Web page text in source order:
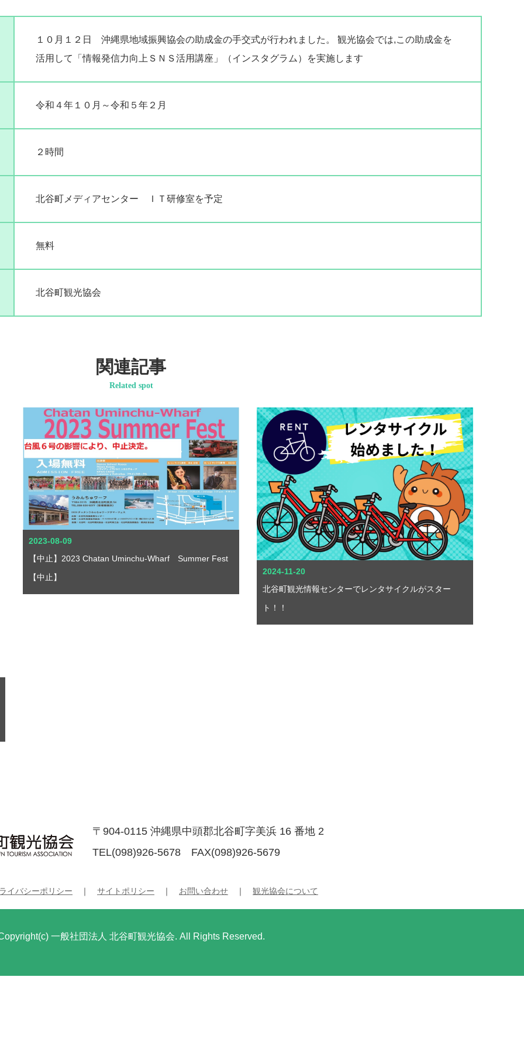
１０月１２日 沖縄県地域振興協会の助成金の手交式が行われました。 観光協会では,この助成金を
活用して「情報発信力向上ＳＮＳ活用講座」（インスタグラム）を実施します
令和４年１０月～令和５年２月
２時間
北谷町メディアセンター ＩＴ研修室を予定
無料
北谷町観光協会
関連記事
Related spot
2023-08-09
【中止】2023 Chatan Uminchu-Wharf Summer Fest
【中止】
2024-11-20
北谷町観光情報センターでレンタサイクルがスター
ト！！
〒904-0115 沖縄県中頭郡北谷町字美浜 16 番地 2
TEL(098)926-5678 FAX(098)926-5679
イバシーポリシー ｜ サイトポリシー ｜ お問い合わせ ｜ 観光協会について
一般社団法人 北谷町観光協会. All Rights Reserved.